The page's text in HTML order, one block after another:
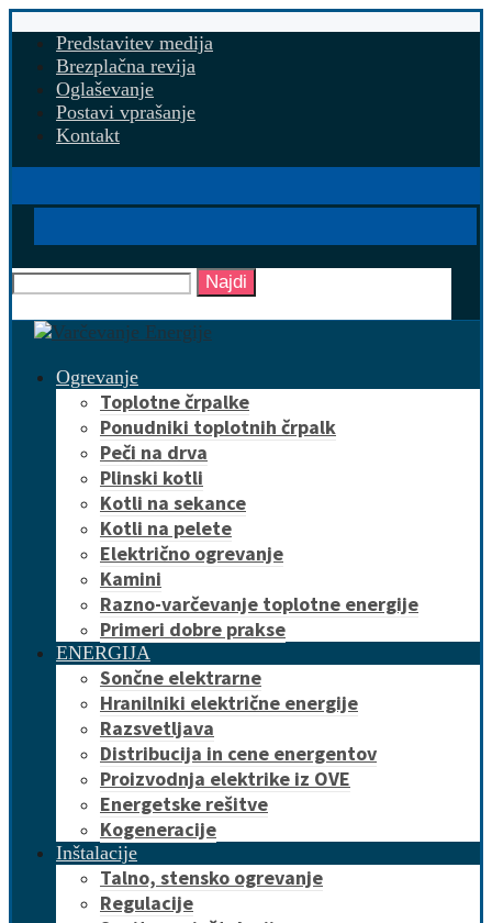
Predstavitev medija
Brezplačna revija
Oglaševanje
Postavi vprašanje
Kontakt
Najdi
Ogrevanje
Toplotne črpalke
Ponudniki toplotnih črpalk
Peči na drva
Plinski kotli
Kotli na sekance
Kotli na pelete
Električno ogrevanje
Kamini
Razno-varčevanje toplotne energije
Primeri dobre prakse
ENERGIJA
Sončne elektrarne
Hranilniki električne energije
Razsvetljava
Distribucija in cene energentov
Proizvodnja elektrike iz OVE
Energetske rešitve
Kogeneracije
Inštalacije
Talno, stensko ogrevanje
Regulacije